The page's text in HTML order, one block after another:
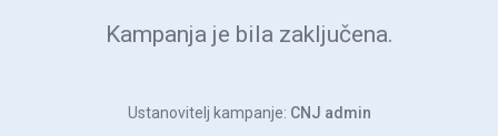
Kampanja je bila zaključena.
Ustanovitelj kampanje: CNJ admin